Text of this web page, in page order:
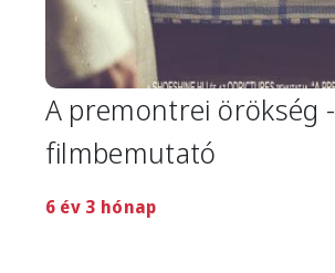
A premontrei örökség -
filmbemutató
6 év 3 hónap